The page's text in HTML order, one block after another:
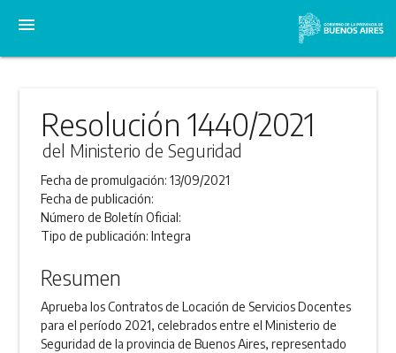
menu
Resolución 1440/2021
del Ministerio de Seguridad
Fecha de promulgación:13/09/2021
Fecha de publicación:
Número de Boletín Oficial:
Tipo de publicación:Integra
Resumen
Aprueba los Contratos de Locación de Servicios Docentes
para el período 2021, celebrados entre el Ministerio de
Seguridad de la provincia de Buenos Aires, representado